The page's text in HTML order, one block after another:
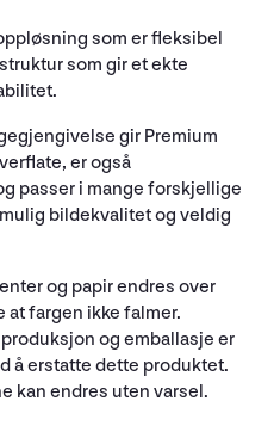
som er fleksibel
som gir et ekte
gir Premium
er også
passer i mange forskjellige
bildekvalitet og veldig
og papir endres over
at fargen ikke falmer.
og emballasje er
å erstatte dette produktet.
kan endres uten varsel.